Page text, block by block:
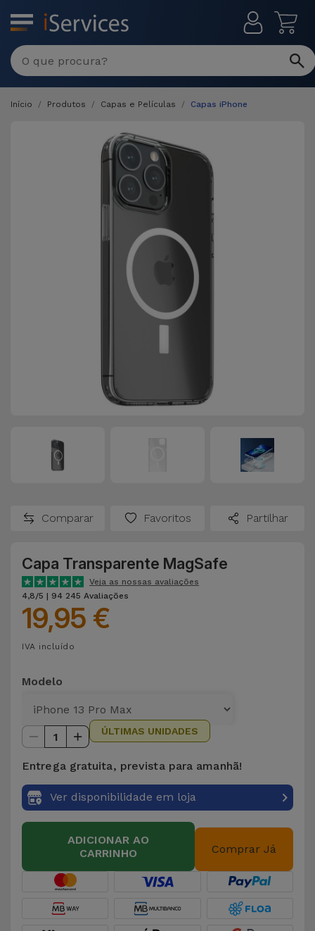
MENU
Início Produtos Capas e Películas Capas iPhone
Comparar Favoritos Partilhar
Capa Transparente MagSafe
Veja as nossas avaliações
4,8/5 | 94 245 Avaliações
19,95 €
IVA incluído
Modelo
1 ÚLTIMAS UNIDADES
Entrega gratuita, prevista para amanhã!
Ver disponibilidade em loja
ADICIONAR AO
CARRINHO
Comprar Já